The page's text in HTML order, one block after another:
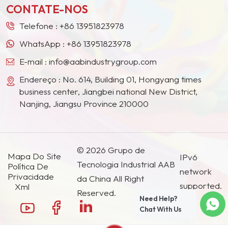
países e regiões.
CONTATE-NOS
Telefone : +86 13951823978
WhatsApp : +86 13951823978
E-mail : info@aabindustrygroup.com
Endereço : No. 614, Building 01, Hongyang times
business center, Jiangbei national New District,
Nanjing, Jiangsu Province 210000
Mapa Do Site
Política De
Privacidade
Xml
© 2026 Grupo de
Tecnologia Industrial AAB
da China All Right
Reserved.
IPv6
network
supported.
Need Help?
Chat With Us